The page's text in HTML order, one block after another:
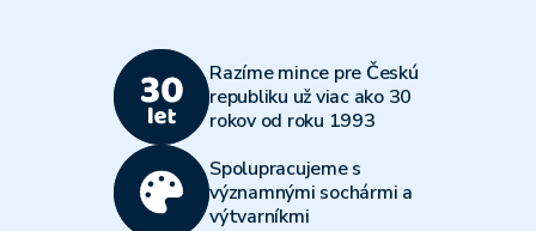
Razíme mince pre Českú
republiku už viac ako 30
rokov od roku 1993
Spolupracujeme s
významnými sochármi a
výtvarníkmi